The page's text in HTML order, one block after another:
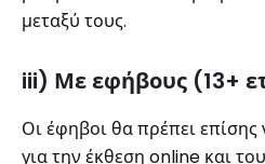
μεταξύ τους.
iii) Με εφήβους (13+
Οι έφηβοι θα πρέπει
για την έκθεση online και